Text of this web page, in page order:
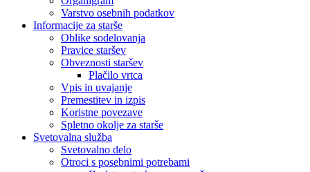
Varstvo osebnih podatkov
Informacije za starše
Oblike sodelovanja
Pravice staršev
Obveznosti staršev
Plačilo vrtca
Vpis in uvajanje
Premestitev in izpis
Koristne povezave
Spletno okolje za starše
Svetovalna služba
Svetovalno delo
Otroci s posebnimi potrebami